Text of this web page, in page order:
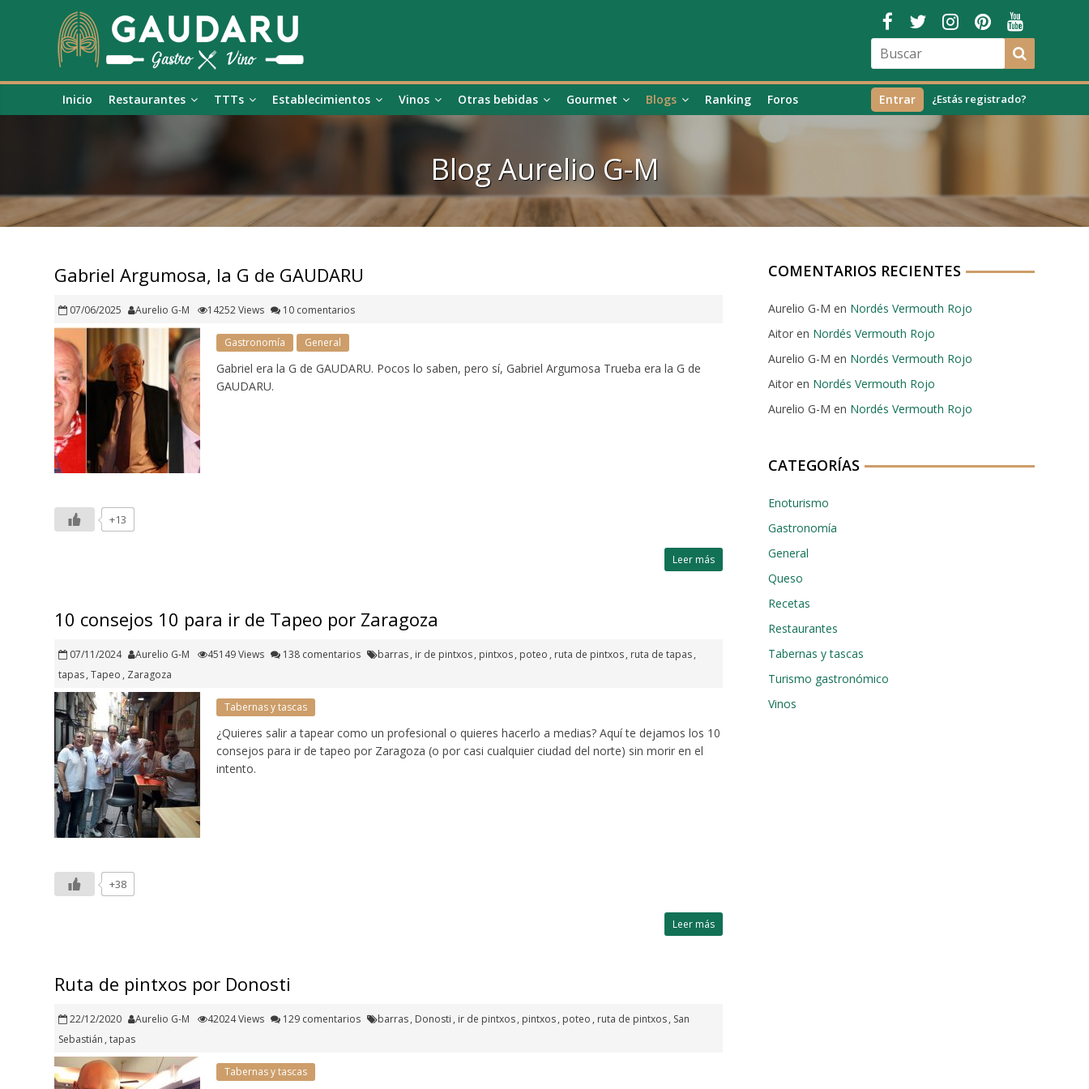
Inicio Restaurantes TTTs Establecimientos Vinos Otras bebidas Gourmet Blogs Ranking Foros ¿Estás registrado?
Entrar
BlogAurelio G-M
Gabriel Argumosa, la G de GAUDARU
07/06/2025 Aurelio G-M 14252 Views 10 comentarios
Gastronomía General
Gabriel era la G de GAUDARU. Pocos lo saben, pero sí, Gabriel Argumosa Trueba era la G de
GAUDARU.
+13
Leer más
10 consejos 10 para ir de Tapeo por Zaragoza
07/11/2024 Aurelio G-M 45149 Views 138 comentarios barras, ir de pintxos, pintxos, poteo , ruta de pintxos, ruta de tapas,
tapas,Tapeo , Zaragoza
Tabernas y tascas
¿Quieres salir a tapear como un profesional o quieres hacerlo a medias? Aquí te dejamos los 10
consejos para ir de tapeo por Zaragoza (o por casi cualquier ciudad del norte) sin morir en el
intento.
+38
Leer más
Ruta de pintxos por Donosti
22/12/2020 Aurelio G-M 42024 Views 129 comentarios barras, Donosti , ir de pintxos, pintxos, poteo , ruta de pintxos, San
Sebastián ,tapas
Tabernas y tascas
COMENTARIOS RECIENTES
Aurelio G-M en Nordés Vermouth Rojo
Aitoren Nordés Vermouth Rojo
Aurelio G-M en Nordés Vermouth Rojo
Aitoren Nordés Vermouth Rojo
Aurelio G-M en Nordés Vermouth Rojo
CATEGORÍAS
Enoturismo
Gastronomía
General
Queso
Recetas
Restaurantes
Tabernas y tascas
Turismo gastronómico
Vinos